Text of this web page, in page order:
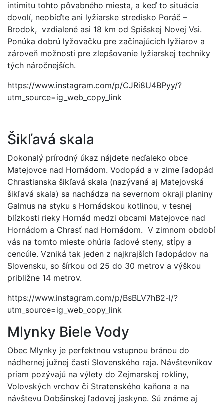
intimitu tohto pôvabného miesta, a keď to situácia
dovolí, neobíďte ani lyžiarske stredisko Poráč –
Brodok, vzdialené asi 18 km od Spišskej Novej Vsi.
Ponúka dobrú lyžovačku pre začínajúcich lyžiarov a
zároveň možnosti pre zlepšovanie lyžiarskej techniky
tých náročnejších.
https://www.instagram.com/p/CJRi8U4BPyy/?
utm_source=ig_web_copy_link
Šikľavá skala
Dokonalý prírodný úkaz nájdete neďaleko obce
Matejovce nad Hornádom. Vodopád a v zime ľadopád
Chrastianska šikľavá skala (nazývaná aj Matejovská
šikľavá skala) sa nachádza na severnom okraji planiny
Galmus na styku s Hornádskou kotlinou, v tesnej
blízkosti rieky Hornád medzi obcami Matejovce nad
Hornádom a Chrasť nad Hornádom. V zimnom období
vás na tomto mieste ohúria ľadové steny, stĺpy a
cencúle. Vzniká tak jeden z najkrajších ľadopádov na
Slovensku, so šírkou od 25 do 30 metrov a výškou
približne 14 metrov.
https://www.instagram.com/p/BsBLV7hB2-l/?
utm_source=ig_web_copy_link
Mlynky Biele Vody
Obec Mlynky je perfektnou vstupnou bránou do
nádhernej južnej časti Slovenského raja. Návštevníkov
priam pozývajú na výlety do Zejmarskej rokliny,
Volovských vrchov či Stratenského kaňona a na
návštevu Dobšinskej ľadovej jaskyne. Sú známe aj